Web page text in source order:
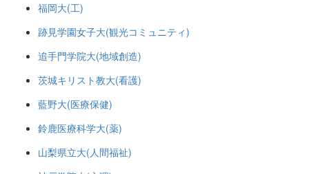
福岡大(工)
跡見学園女子大(観光コミュニティ)
追手門学院大(地域創造)
茨城キリスト教大(看護)
藍野大(医療保健)
鈴鹿医療科学大(薬)
山梨県立大(人間福祉)